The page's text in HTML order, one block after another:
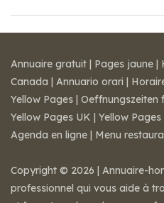
Annuaire gratuit | Pages jaune |
Canada | Annuario orari |
Yellow Pages | Oeffnungszeiten
Yellow Pages UK | Yellow Pages
Agenda en ligne | Menu
Copyright © 2026 | Annuaire-
professionnel qui vous aide à